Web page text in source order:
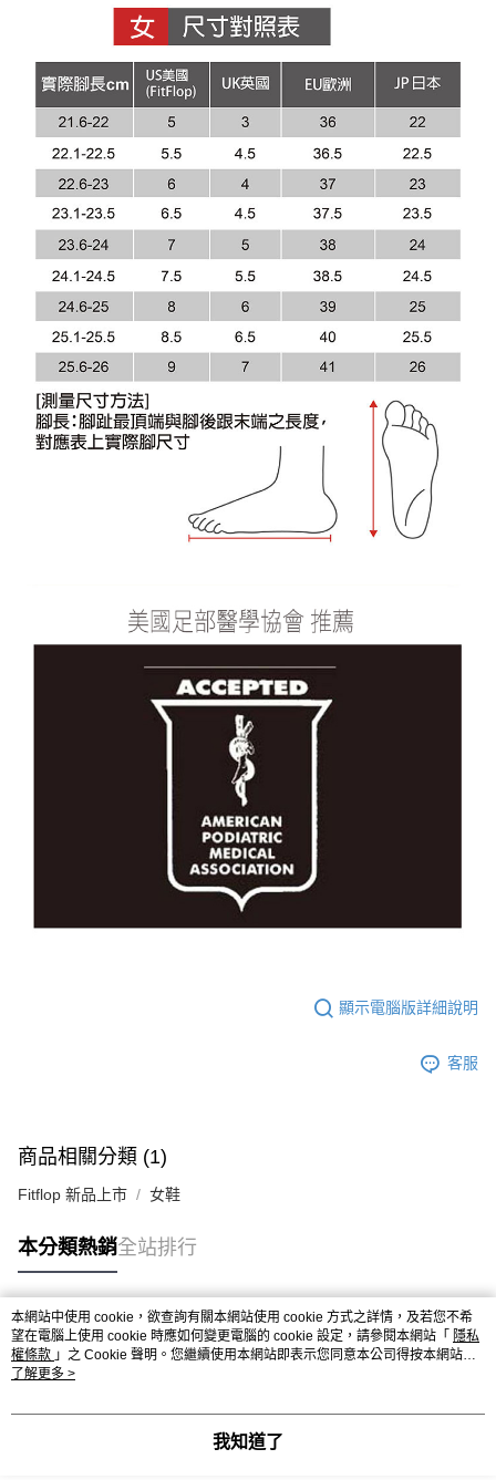
顯示電腦版詳細說明
客服
商品相關分類 (1)
Fitflop 新品上市 女鞋
本分類熱銷全站排行
熱門標籤
本網站中使用 cookie，欲查詢有關本網站使用 cookie 方式之詳情，及若您不希
望在電腦上使用 cookie 時應如何變更電腦的 cookie 設定，請參閱本網站「 隱私
權條款 」之 Cookie 聲明。您繼續使用本網站即表示您同意本公司得按本網站使
用條款之 Cookie 聲明使用 cookie。
了解更多 >
我知道了